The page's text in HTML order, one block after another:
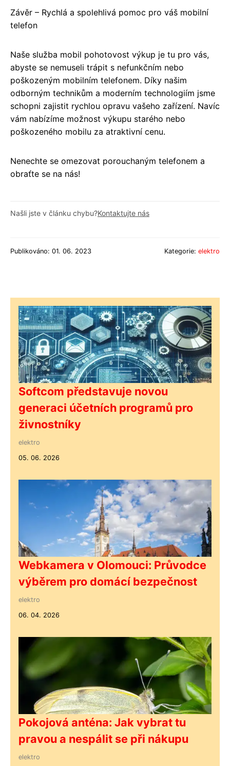
Závěr – Rychlá a spolehlivá pomoc pro váš mobilní
telefon
Naše služba mobil pohotovost výkup je tu pro vás,
abyste se nemuseli trápit s nefunkčním nebo
poškozeným mobilním telefonem. Díky našim
odborným technikům a moderním technologiím jsme
schopni zajistit rychlou opravu vašeho zařízení. Navíc
vám nabízíme možnost výkupu starého nebo
poškozeného mobilu za atraktivní cenu.
Nenechte se omezovat porouchaným telefonem a
obraťte se na nás!
Našli jste v článku chybu?Kontaktujte nás
Publikováno: 01. 06. 2023 Kategorie: elektro
Softcom představuje novou
generaci účetních programů pro
živnostníky
elektro
05. 06. 2026
Webkamera v Olomouci: Průvodce
výběrem pro domácí bezpečnost
elektro
06. 04. 2026
Pokojová anténa: Jak vybrat tu
pravou a nespálit se při nákupu
elektro